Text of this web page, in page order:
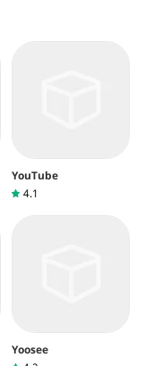
YouTube
4.1
Yoosee